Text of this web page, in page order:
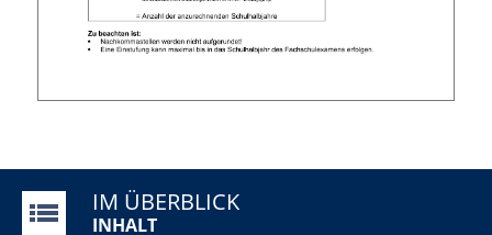
IM ÜBERBLICK
INHALT